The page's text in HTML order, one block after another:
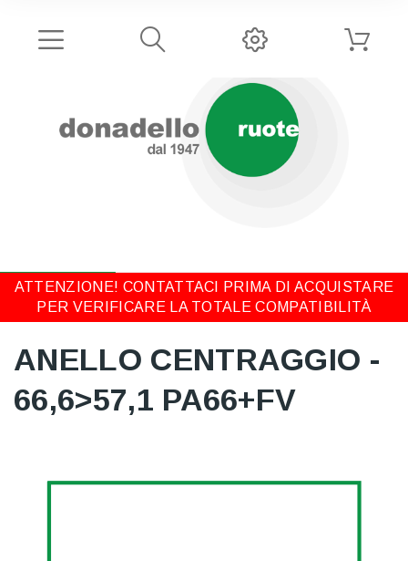
ATTENZIONE! CONTATTACI PRIMA DI ACQUISTARE
PER VERIFICARE LA TOTALE COMPATIBILITÀ
ANELLO CENTRAGGIO -
66,6>57,1 PA66+FV